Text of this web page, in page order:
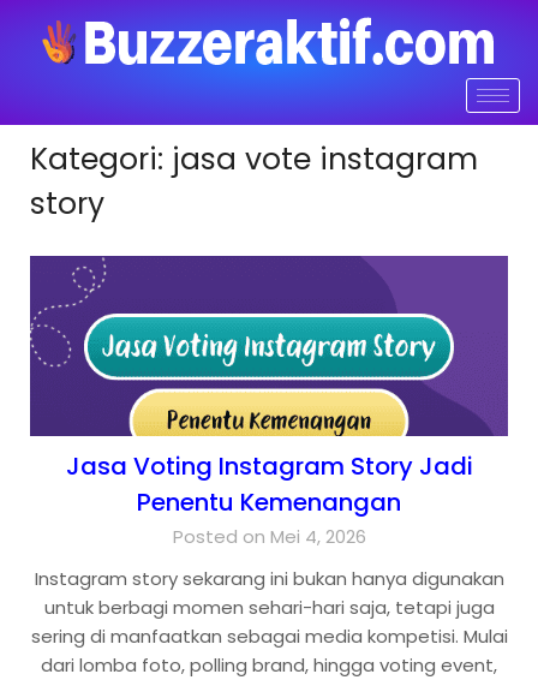
Kategori: jasa vote instagram
story
Jasa Voting Instagram Story Jadi
Penentu Kemenangan
Posted on Mei 4, 2026
Instagram story sekarang ini bukan hanya digunakan
untuk berbagi momen sehari-hari saja, tetapi juga
sering di manfaatkan sebagai media kompetisi. Mulai
dari lomba foto, polling brand, hingga voting event,